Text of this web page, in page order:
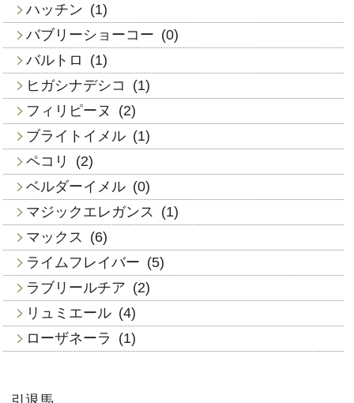
ハッチン (1)
バブリーショーコー (0)
バルトロ
(1)
ヒガシナデシコ
(1)
フィリピーヌ
(2)
ブライトイメル (1)
ペコリ
(2)
ベルダーイメル (0)
マジックエレガンス
(1)
マックス
(6)
ライムフレイバー (5)
ラブリールチア (2)
リュミエール (4)
ローザネーラ
(1)